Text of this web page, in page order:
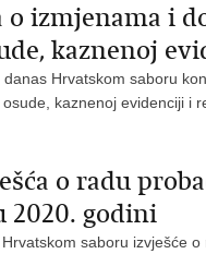
izmjenama i
kaznenoj
Hrvatskom saboru
kaznenoj evidenciji i
o radu
2020. godini
saboru izvješće